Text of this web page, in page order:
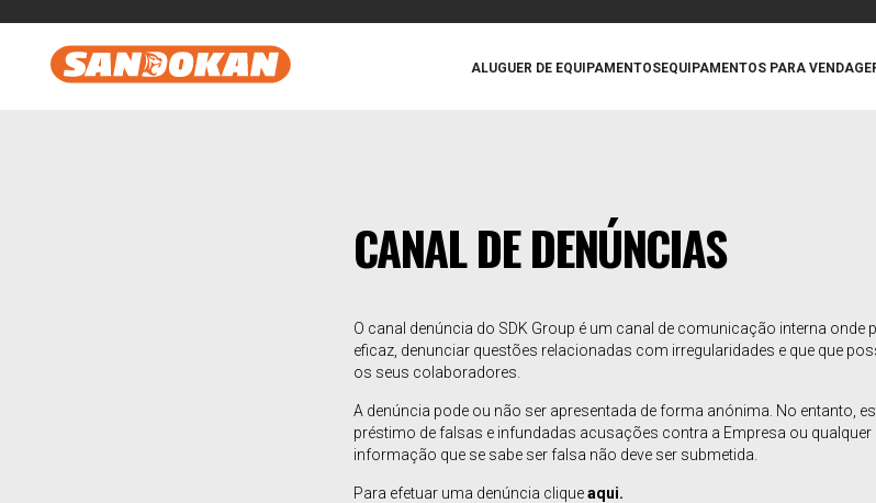
ALUGUER DE EQUIPAMENTOSEQUIPAMENTOS PARA VENDA
CANAL DE DENÚNCIAS
O canal denúncia do SDK Group é um canal de comunicação interna onde
eficaz, denunciar questões relacionadas com irregularidades e que que
os seus colaboradores.
A denúncia pode ou não ser apresentada de forma anónima. No entanto,
préstimo de falsas e infundadas acusações contra a Empresa ou qualquer
informação que se sabe ser falsa não deve ser submetida.
Para efetuar uma denúncia cliqueaqui.